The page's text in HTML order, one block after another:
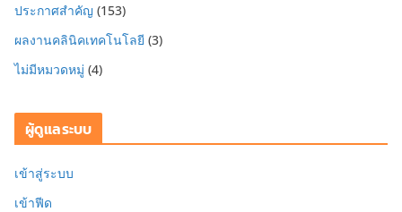
ประกาศสำคัญ (153)
ผลงานคลินิคเทคโนโลยี (3)
ไม่มีหมวดหมู่ (4)
ผู้ดูแลระบบ
เข้าสู่ระบบ
เข้าฟีด